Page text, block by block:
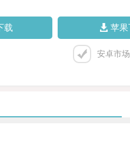
载 苹果
安卓市